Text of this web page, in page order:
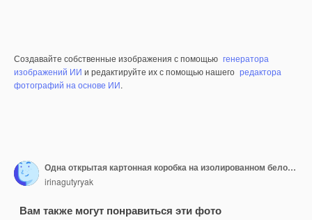
Создавайте собственные изображения с помощью генератора
изображений ИИ и редактируйте их с помощью нашего редактора
фотографий на основе ИИ.
Одна открытая картонная коробка на изолированном белом фоне, вид спереди
irinagutyryak
Вам также могут понравиться эти фото